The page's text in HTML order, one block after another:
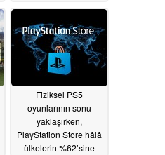
Fiziksel PS5
oyunlarının sonu
yaklaşırken,
PlayStation Store hâlâ
ülkelerin %62’sine